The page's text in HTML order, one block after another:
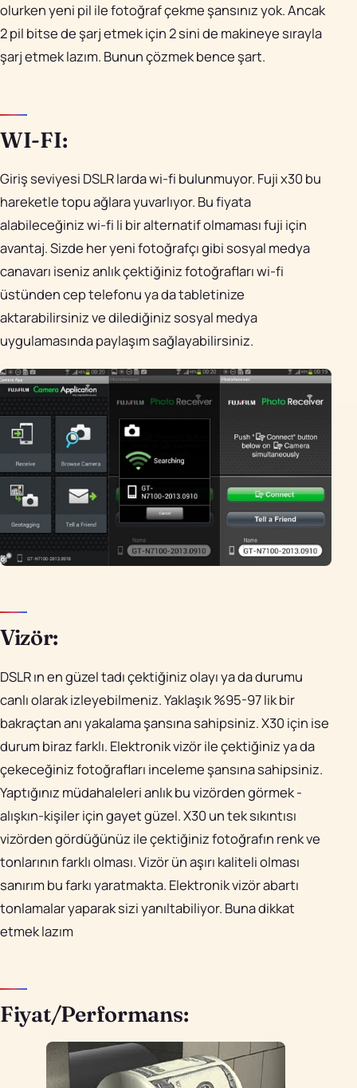
olurken yeni pil ile fotoğraf çekme şansınız yok. Ancak
2 pil bitse de şarj etmek için 2 sini de makineye sırayla
şarj etmek lazım. Bunun çözmek bence şart.
WI-FI:
Giriş seviyesi DSLR larda wi-fi bulunmuyor. Fuji x30 bu
hareketle topu ağlara yuvarlıyor. Bu fiyata
alabileceğiniz wi-fi li bir alternatif olmaması fuji için
avantaj. Sizde her yeni fotoğrafçı gibi sosyal medya
canavarı iseniz anlık çektiğiniz fotoğrafları wi-fi
üstünden cep telefonu ya da tabletinize
aktarabilirsiniz ve dilediğiniz sosyal medya
uygulamasında paylaşım sağlayabilirsiniz.
Vizör:
DSLR ın en güzel tadı çektiğiniz olayı ya da durumu
canlı olarak izleyebilmeniz. Yaklaşık %95-97 lik bir
bakraçtan anı yakalama şansına sahipsiniz. X30 için ise
durum biraz farklı. Elektronik vizör ile çektiğiniz ya da
çekeceğiniz fotoğrafları inceleme şansına sahipsiniz.
Yaptığınız müdahaleleri anlık bu vizörden görmek -
alışkın-kişiler için gayet güzel. X30 un tek sıkıntısı
vizörden gördüğünüz ile çektiğiniz fotoğrafın renk ve
tonlarının farklı olması. Vizör ün aşırı kaliteli olması
sanırım bu farkı yaratmakta. Elektronik vizör abartı
tonlamalar yaparak sizi yanıltabiliyor. Buna dikkat
etmek lazım
Fiyat/Performans: